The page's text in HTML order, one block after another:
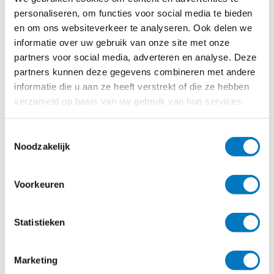
personaliseren, om functies voor social media te bieden
en om ons websiteverkeer te analyseren. Ook delen we
informatie over uw gebruik van onze site met onze
partners voor social media, adverteren en analyse. Deze
partners kunnen deze gegevens combineren met andere
informatie die u aan ze heeft verstrekt of die ze hebben
verzameld op basis van uw gebruik van hun services.
Noodzakelijk
Voorkeuren
Statistieken
Marketing
Deze plastictoonbankkaartjeszijn uitermate
geschikt voor een hygiënische presentatie van uw
producten in een vitrine of ruimte. De kaarten zijn
groot genoeg om het type vlees en uiteraard de prijs
te beschrijven. Daarnaast zijn de de
toonbankkaarten goed leesbaar en kunnen volledig
in uw huisstijl worden geprint. Uw logo op een
prijskaartje is dus geen enkel probleem. Dus wilt u
uw slagerij voorzien van professionele
toonbankkaarten welke 100% veilig zijn, dan
toonbankkaart
mogelijkheden voor uw
slagerij?
met ons op